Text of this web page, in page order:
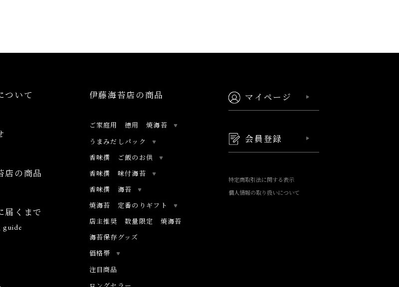
ついて
店の商品
届くまで
guide
伊藤海苔店の商品
ご家庭用 徳用 焼海苔
うまみだしパック
香味撰 ご飯のお供
香味撰 味付海苔
香味撰 海苔
焼海苔 定番のりギフト
店主推奨 数量限定 焼海苔
海苔保存グッズ
価格帯
注目商品
マイページ
会員登録
特定商取引法に関する表示
個人情報の取り扱いについて